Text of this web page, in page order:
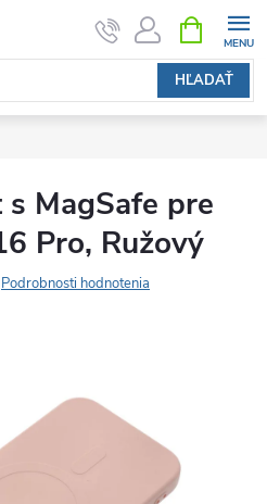
HĽADAŤ
KOŠÍK
MagSafe pre
Pro, Ružový
Podrobnosti hodnotenia